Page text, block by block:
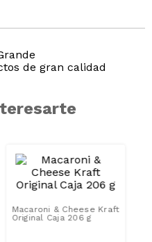
de gran calidad